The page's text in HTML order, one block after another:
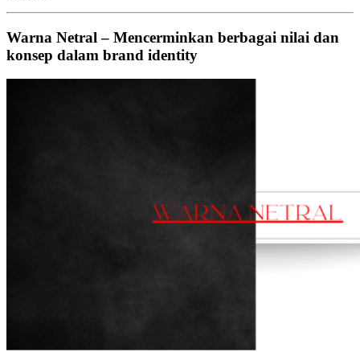
Warna Netral – Mencerminkan berbagai nilai dan
konsep dalam brand identity